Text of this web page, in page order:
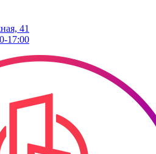
41
17:00